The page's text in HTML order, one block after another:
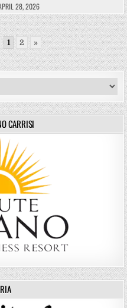
28, 2026
1 2 »
CARRISI